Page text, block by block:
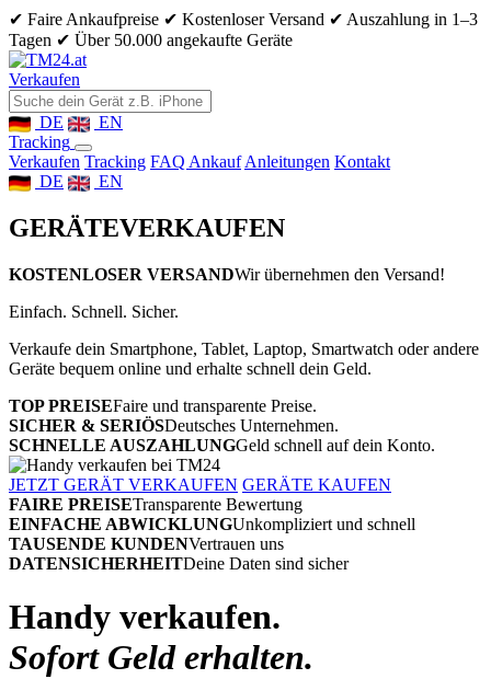
✔ Faire Ankaufpreise ✔ Kostenloser Versand ✔ Auszahlung in 1–3
Tagen ✔ Über 50.000 angekaufte Geräte
Verkaufen
DE
EN
Tracking
Verkaufen Tracking FAQ Ankauf Anleitungen Kontakt
DE
EN
GERÄTEVERKAUFEN
KOSTENLOSER VERSANDWir übernehmen den Versand!
Einfach. Schnell. Sicher.
Verkaufe dein Smartphone, Tablet, Laptop, Smartwatch oder andere
Geräte bequem online und erhalte schnell dein Geld.
TOP PREISEFaire und transparente Preise.
SICHER & SERIÖSDeutsches Unternehmen.
SCHNELLE AUSZAHLUNGGeld schnell auf dein Konto.
JETZT GERÄT VERKAUFEN GERÄTE KAUFEN
FAIRE PREISETransparente Bewertung
EINFACHE ABWICKLUNGUnkompliziert und schnell
TAUSENDE KUNDENVertrauen uns
DATENSICHERHEITDeine Daten sind sicher
Handy verkaufen.
Sofort Geld erhalten.